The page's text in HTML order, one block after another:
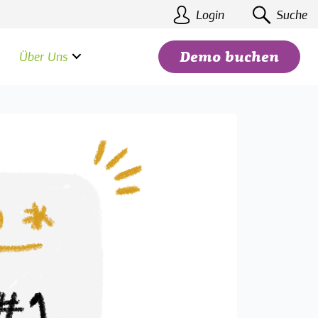
Über Uns Demo buchen
Login Suche
Suchen